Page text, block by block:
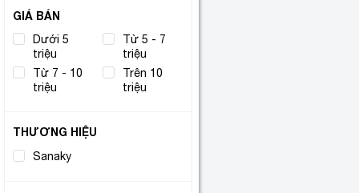
GIÁ BÁN
Dưới 5
triệu
Từ 5 - 7
triệu
Từ 7 - 10
triệu
Trên 10
triệu
THƯƠNG HIỆU
Sanaky